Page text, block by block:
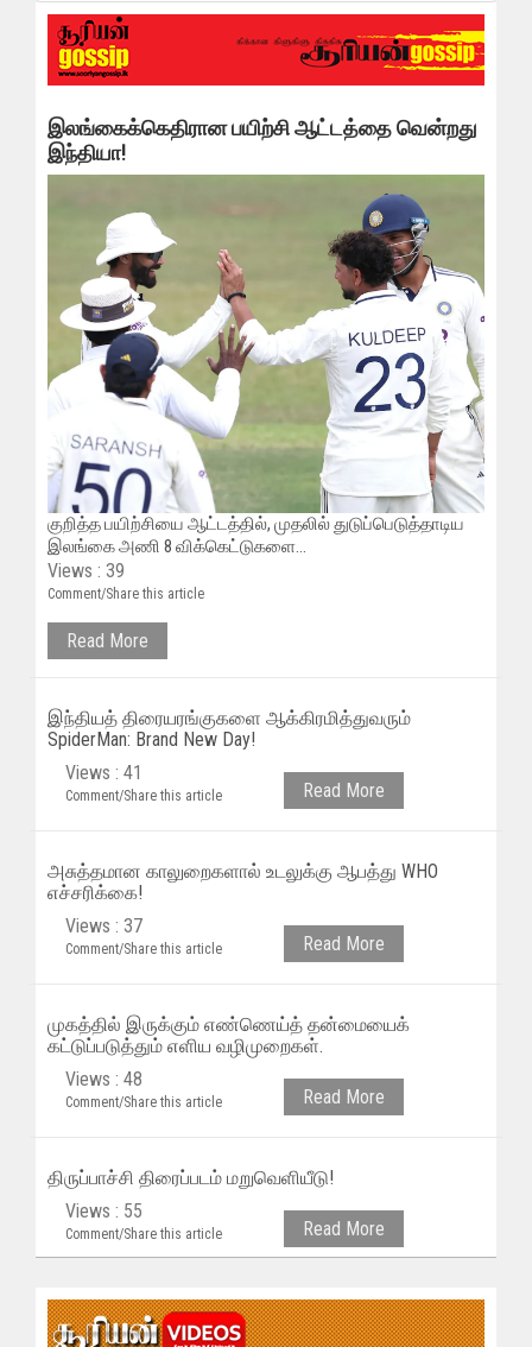
இலங்கைக்கெதிரான பயிற்சி ஆட்டத்தை வென்றது
இந்தியா!
குறித்த பயிற்சியை ஆட்டத்தில், முதலில் துடுப்பெடுத்தாடிய
இலங்கை அணி 8 விக்கெட்டுகளை...
Views : 39
Comment/Share this article
Read More
இந்தியத் திரையரங்குகளை ஆக்கிரமித்துவரும்
SpiderMan: Brand New Day!
Views : 41
Comment/Share this article Read More
அசுத்தமான காலுறைகளால் உடலுக்கு ஆபத்து WHO
எச்சரிக்கை!
Views : 37
Comment/Share this article Read More
முகத்தில் இருக்கும் எண்ணெய்த் தன்மையைக்
கட்டுப்படுத்தும் எளிய வழிமுறைகள்.
Views : 48
Comment/Share this article Read More
திருப்பாச்சி திரைப்படம் மறுவெளியீடு!
Views : 55
Comment/Share this article Read More